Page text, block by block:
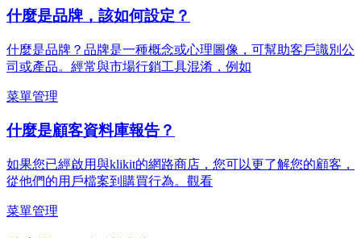
什麼是品牌，該如何設定？
什麼是品牌？品牌是一種概念或心理圖像，可幫助客戶識別公
司或產品。經常與市場行銷工具混淆，例如
菜單管理
什麼是顧客資料庫報告？
如果您已經啟用與klikit的網路商店，您可以更了解您的顧客，
從他們的用戶檔案到購買行為。觀看
菜單管理